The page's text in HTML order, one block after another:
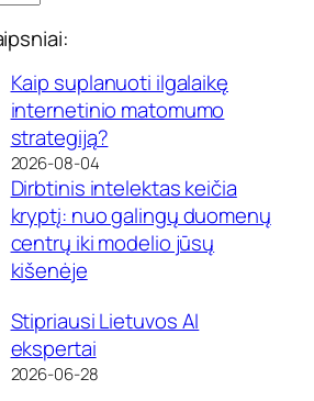
Kaip suplanuoti ilgalaikę
internetinio matomumo
strategiją?
2026-08-04
Dirbtinis intelektas keičia
kryptį: nuo galingų duomenų
centrų iki modelio jūsų
kišenėje
Stipriausi Lietuvos AI
ekspertai
2026-06-28